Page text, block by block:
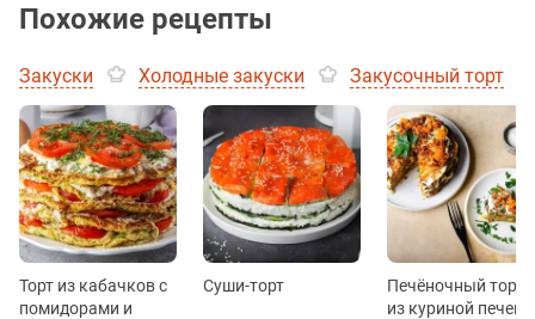
Похожие рецепты
Закуски Холодные закуски Закусочный торт
Торт из кабачков с
помидорами и
Суши-торт
Печёночный торт
из куриной печени